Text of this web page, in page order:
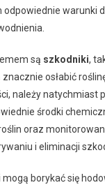
warunki
są szkodniki,
osłabić
należy natychmiast
środki
oraz
i eliminacji
borykać się